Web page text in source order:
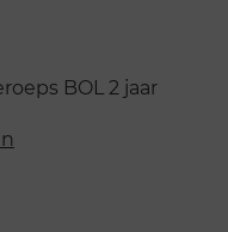
BOL 2 jaar